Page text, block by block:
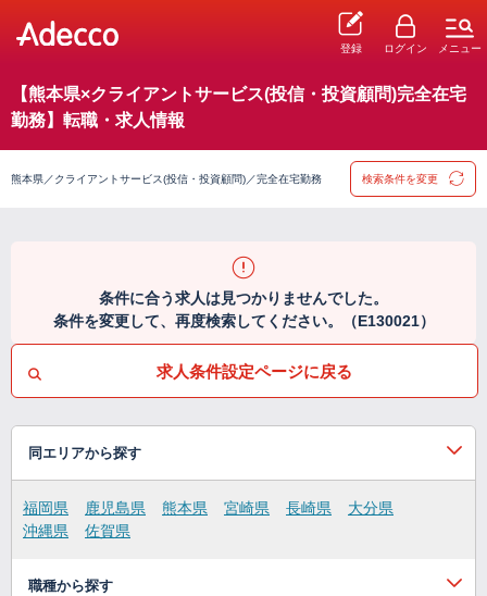
登録 ログイン メニュー
【熊本県×クライアントサービス(投信・投資顧問)完全在宅
勤務】転職・求人情報
熊本県／クライアントサービス(投信・投資顧問)／完全在宅勤務 検索条件を変更
条件に合う求人は見つかりませんでした。
条件を変更して、再度検索してください。（E130021）
求人条件設定ページに戻る
同エリアから探す
福岡県 鹿児島県 熊本県 宮崎県 長崎県
大分県
沖縄県
佐賀県
職種から探す